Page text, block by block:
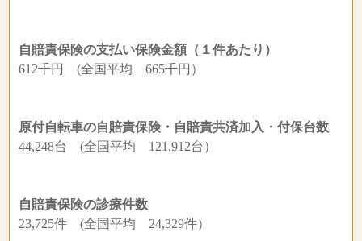
自賠責保険の支払い保険金額（１件あたり）
612千円 (全国平均 665千円）
原付自転車の自賠責保険・自賠責共済加入・付保台数
44,248台 (全国平均 121,912台）
自賠責保険の診療件数
23,725件 (全国平均 24,329件）